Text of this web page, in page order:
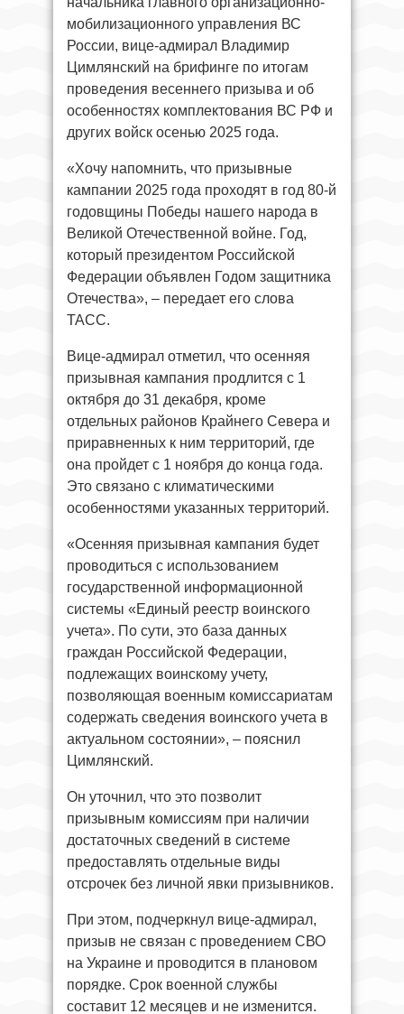
мобилизационного управления ВС
России, вице-адмирал Владимир
Цимлянский на брифинге по итогам
проведения весеннего призыва и об
особенностях комплектования ВС РФ и
других войск осенью 2025 года.
«Хочу напомнить, что призывные
кампании 2025 года проходят в год 80-й
годовщины Победы нашего народа в
Великой Отечественной войне. Год,
который президентом Российской
Федерации объявлен Годом защитника
Отечества», – передает его слова
ТАСС.
Вице-адмирал отметил, что осенняя
призывная кампания продлится с 1
октября до 31 декабря, кроме
отдельных районов Крайнего Севера и
приравненных к ним территорий, где
она пройдет с 1 ноября до конца года.
Это связано с климатическими
особенностями указанных территорий.
«Осенняя призывная кампания будет
проводиться с использованием
государственной информационной
системы «Единый реестр воинского
учета». По сути, это база данных
граждан Российской Федерации,
подлежащих воинскому учету,
позволяющая военным комиссариатам
содержать сведения воинского учета в
актуальном состоянии», – пояснил
Цимлянский.
Он уточнил, что это позволит
призывным комиссиям при наличии
достаточных сведений в системе
предоставлять отдельные виды
отсрочек без личной явки призывников.
При этом, подчеркнул вице-адмирал,
призыв не связан с проведением СВО
на Украине и проводится в плановом
порядке. Срок военной службы
составит 12 месяцев и не изменится.